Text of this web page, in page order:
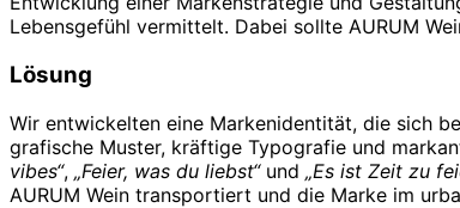
Lebensgefühl vermittelt. Dabei sollte AURUM
Lösung
Wir entwickelten eine Markenidentität, die sich
grafische Muster, kräftige Typografie und
vibes“, „Feier, was du liebst“und „Es ist Zeit zu
AURUM Wein transportiert und die Marke im